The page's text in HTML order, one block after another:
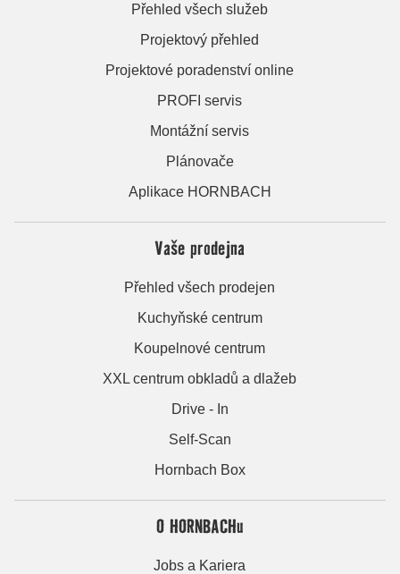
Přehled všech služeb
Projektový přehled
Projektové poradenství online
PROFI servis
Montážní servis
Plánovače
Aplikace HORNBACH
Vaše prodejna
Přehled všech prodejen
Kuchyňské centrum
Koupelnové centrum
XXL centrum obkladů a dlažeb
Drive - In
Self-Scan
Hornbach Box
O HORNBACHu
Jobs a Kariera